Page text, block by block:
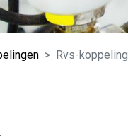
Rvs-koppeling